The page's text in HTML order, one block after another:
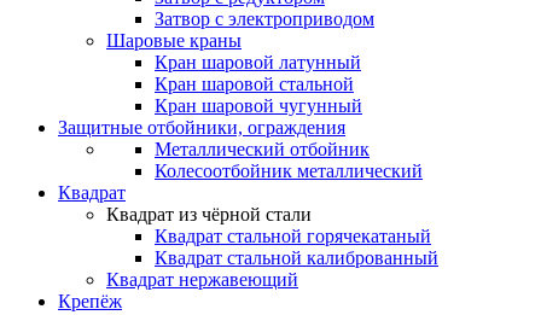
Затвор с электроприводом
Шаровые краны
Кран шаровой латунный
Кран шаровой стальной
Кран шаровой чугунный
Защитные отбойники, ограждения
Металлический отбойник
Колесоотбойник металлический
Квадрат
Квадрат из чёрной стали
Квадрат стальной горячекатаный
Квадрат стальной калиброванный
Квадрат нержавеющий
Крепёж